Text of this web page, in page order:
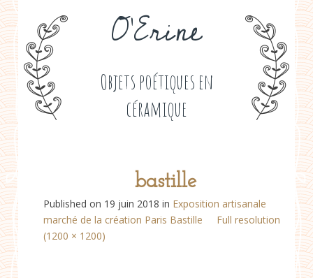
O'Erine
Objets poétiques en
céramique
bastille
Published on 19 juin 2018 in Exposition artisanale
marché de la création Paris Bastille
Full resolution
(1200 × 1200)